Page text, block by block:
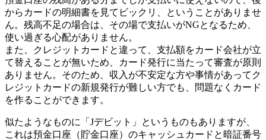
からカードの明細書を見てビックリ、ということがありませ
ん。残高不足の場合は、その場で支払いがNGとなるため、
使い過ぎる心配がありません。
また、クレジットカードと違って、支払額をカード会社が立
て替えることが無いため、カード発行に当たって審査が原則
ありません。そのため、収入が不安定な方や事情があってク
レジットカードの新規発行が難しい方でも、問題なくカード
を作ることができます。
似たようなものに「Jデビット」というものもありますが、
これは預金口座（貯金口座）のキャッシュカードと暗証番号